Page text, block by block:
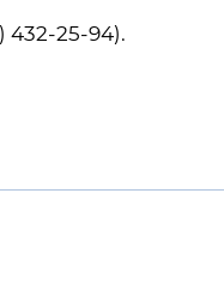
432-25-94).